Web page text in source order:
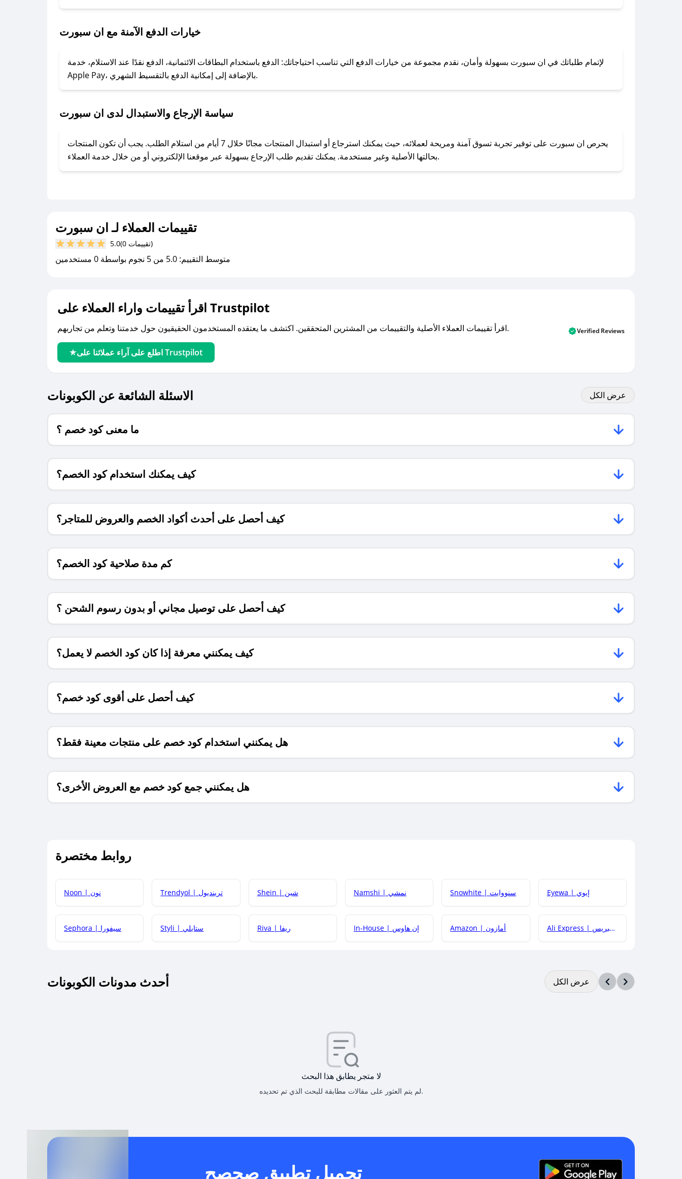
### ماذا أفعل إذا لم أجد كود خصم لمتجري المفضل؟
للحصول على كوبونات وخصومات حصرية، قم بما يلي:
- اضغط على أيقونة متابعة لمتجر ان سبورت في تطبيق صحصح.
- تابع حسابنا الرسمي على تويتر وقم بتفعيل زر التنبيهات.
خيارات الدفع الآمنة مع ان سبورت
لإتمام طلباتك في ان سبورت بسهولة وأمان، نقدم مجموعة من خيارات الدفع التي تناسب احتياجاتك: الدفع باستخدام البطاقات الائتمانية، الدفع نقدًا عند الاستلام، خدمة
Apple Pay، بالإضافة إلى إمكانية الدفع بالتقسيط الشهري.
سياسة الإرجاع والاستبدال لدى ان سبورت
يحرص ان سبورت على توفير تجربة تسوق آمنة ومريحة لعملائه، حيث يمكنك استرجاع أو استبدال المنتجات مجانًا خلال 7 أيام من استلام الطلب. يجب أن تكون المنتجات
بحالتها الأصلية وغير مستخدمة. يمكنك تقديم طلب الإرجاع بسهولة عبر موقعنا الإلكتروني أو من خلال خدمة العملاء.
تقييمات العملاء لـ ان سبورت
5.0 (0 تقييمات)
متوسط التقييم: 5.0 من 5 نجوم بواسطة 0 مستخدمين
اقرأ تقييمات واراء العملاء على Trustpilot
اقرأ تقييمات العملاء الأصلية والتقييمات من المشترين المتحققين. اكتشف ما يعتقده المستخدمون الحقيقيون حول خدمتنا وتعلم من تجاربهم.
اطلع على آراء عملائنا على Trustpilot
Verified Reviews
الاسئلة الشائعة عن الكوبونات عرض الكل
ما معنى كود خصم ؟
كيف يمكنك استخدام كود الخصم؟
كيف أحصل على أحدث أكواد الخصم والعروض للمتاجر؟
كم مدة صلاحية كود الخصم؟
كيف أحصل على توصيل مجاني أو بدون رسوم الشحن ؟
كيف يمكنني معرفة إذا كان كود الخصم لا يعمل؟
كيف أحصل على أقوى كود خصم؟
هل يمكنني استخدام كود خصم على منتجات معينة فقط؟
هل يمكنني جمع كود خصم مع العروض الأخرى؟
روابط مختصرة
Noon | نون Trendyol | ترينديول Shein | شين Namshi | نمشي Snowhite | سنووايت Eyewa | إيوي
Sephora | سيفورا Styli | ستايلي Riva | ريفا In-House | إن هاوس Amazon | أمازون Ali Express | علي إكسبريس
أحدث مدونات الكوبونات عرض الكل
لا متجر يطابق هذا البحث
لم يتم العثور على مقالات مطابقة للبحث الذي تم تحديده.
تحميل تطبيق صحصح